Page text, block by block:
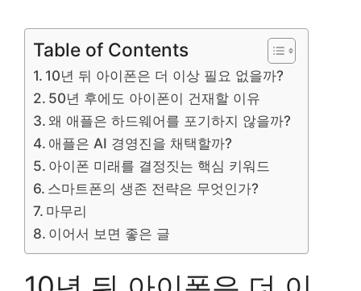
Table of Contents
10년 뒤 아이폰은 더 이상 필요 없을까?
50년 후에도 아이폰이 건재할 이유
왜 애플은 하드웨어를 포기하지 않을까?
애플은 AI 경영진을 채택할까?
아이폰 미래를 결정짓는 핵심 키워드
스마트폰의 생존 전략은 무엇인가?
마무리
이어서 보면 좋은 글